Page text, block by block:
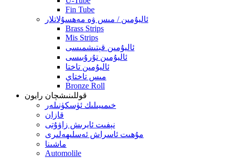
Fin Tube
ئاليۇمىن / مىس ۋە مەھسۇلاتلار
Brass Strips
Mis Strips
ئاليۇمىن قېتىشمىسى
ئاليۇمىن تۇرۇبىسى
ئاليۇمىن تاختا
مىس تاختاي
Bronze Roll
قوللىنىشچان رايون
خىمىيىلىك ئۈسكۈنىلەر
قازان
نېفىت ئايرىش زاۋۇتى
مۇھىت ئاسراش ئەسلىھەلىرى
ماشىنا
Automolile